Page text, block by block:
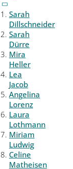
Sarah
Dillschneider
Sarah
Dürre
Mira
Heller
Lea
Jacob
Angelina
Lorenz
Laura
Lothmann
Miriam
Ludwig
Celine
Matheisen